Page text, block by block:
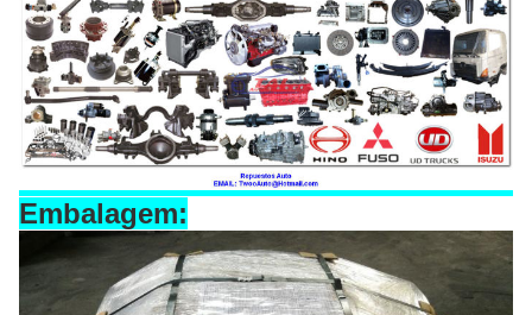
Embalagem: